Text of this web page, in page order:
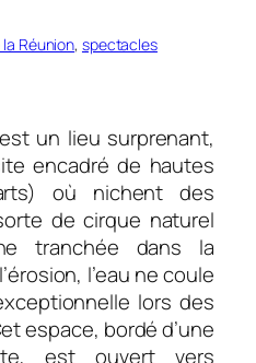
la Réunion, spectacles
un lieu surprenant,
encadré de hautes
où nichent des
de cirque naturel
tranchée dans la
l’eau ne coule
lors des
espace, bordé d’une
est ouvert vers